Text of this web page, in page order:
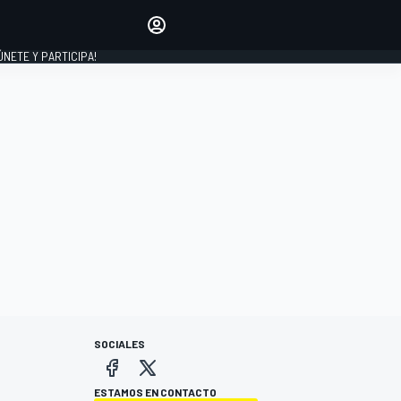
Y PARTICIPA!
SOCIALES
ESTAMOS EN CONTACTO